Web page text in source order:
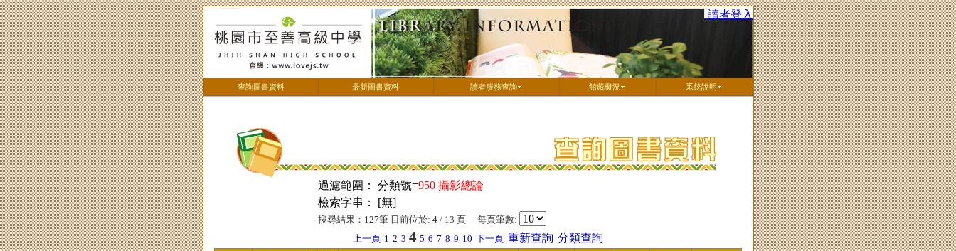
讀者登入
查詢圖書資料 最新圖書資料 讀者服務查詢 館藏概況 系統說明
過濾範圍： 分類號=950 攝影總論
檢索字串： [無]
搜尋結果：127筆 目前位於: 4 / 13 頁 每頁筆數:
上一頁 1 2 3 4 5 6 7 8 9 10 下一頁 重新查詢 分類查詢